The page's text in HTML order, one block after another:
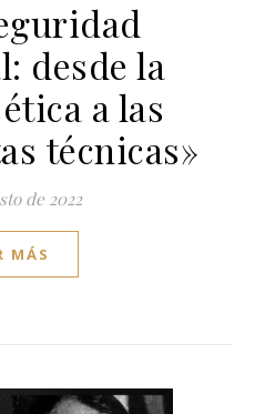
desde la
a las
técnicas»
de 2022
MÁS